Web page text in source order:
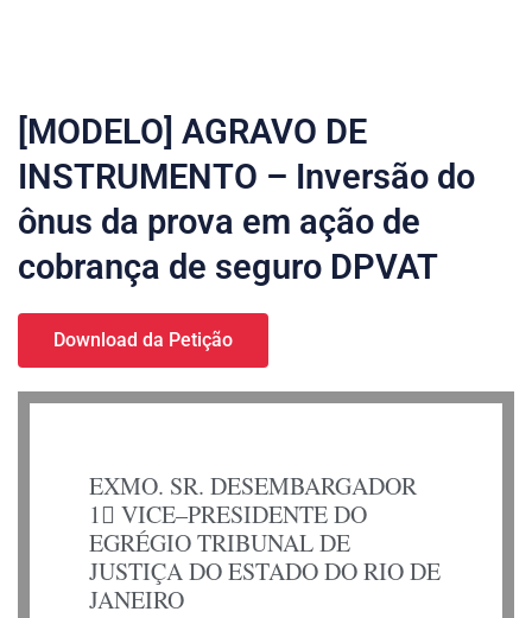
[MODELO] AGRAVO DE
INSTRUMENTO – Inversão do
ônus da prova em ação de
cobrança de seguro DPVAT
Download da Petição
EXMO. SR. DESEMBARGADOR
1 VICE–PRESIDENTE DO
EGRÉGIO TRIBUNAL DE
JUSTIÇA DO ESTADO DO RIO DE
JANEIRO